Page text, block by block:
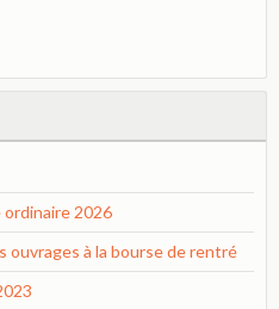
ordinaire 2026
ouvrages à la bourse de rentré